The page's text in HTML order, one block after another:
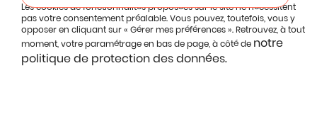
Les cookies de fonctionnalités proposées sur le site ne nécessitent
pas votre consentement préalable. Vous pouvez, toutefois, vous y
opposer en cliquant sur « Gérer mes préférences ». Retrouvez, à tout
moment, votre paramétrage en bas de page, à côté de notre
politique de protection des données.